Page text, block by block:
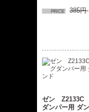
385円
ゼン Z2133C
ダンパー用 ダ